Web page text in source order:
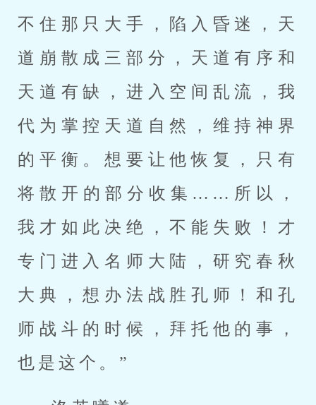
不住那只大手，陷入昏迷，天
道崩散成三部分，天道有序和
天道有缺，进入空间乱流，我
代为掌控天道自然，维持神界
的平衡。想要让他恢复，只有
将散开的部分收集……所以，
我才如此决绝，不能失败！才
专门进入名师大陆，研究春秋
大典，想办法战胜孔师！和孔
师战斗的时候，拜托他的事，
也是这个。”